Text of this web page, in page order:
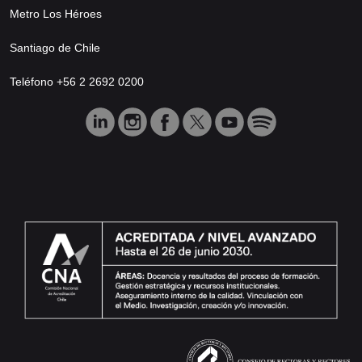
Metro Los Héroes
Santiago de Chile
Teléfono +56 2 2692 0200